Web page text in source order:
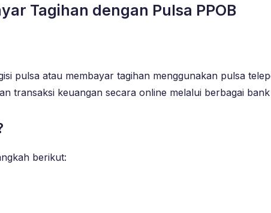
Tagihan dengan Pulsa PPOB
pulsa atau membayar tagihan menggunakan pulsa
transaksi keuangan secara online melalui berbagai
berikut: